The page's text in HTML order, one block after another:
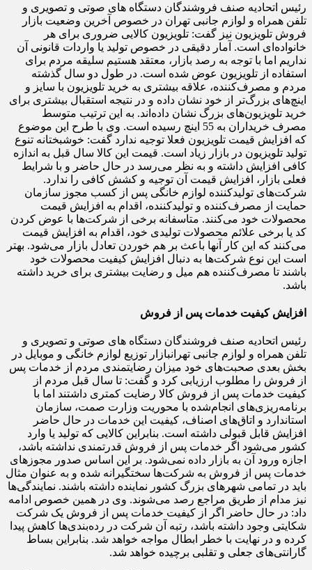
رئیس اتحادیه صنف فروشندگان دستگاه های صوتی و تصویری و
تلفن همراه و لوازم جانبی تهران در خصوص آخرین وضعیت بازار
فروش تلویزیون نیز گفت: تلویزیون کالایی ضروری برای هر
خانواده‌ای است. آمار دقیقی در خصوص تولید یا واردات قانونی آن
نداریم اما با توجه به رصد بازار، معتقد هستیم سلیقه مردم برای
استفاده از تلویزیون عوض شده است. در طول دو سال گذشته
مردم و مصرف‌کننده، علاقه بیشتری به خرید تلویزیون با سایز و
اینچ‌های بزرگ‌تر از خود نشان داده و در نتیجه استقبال بیشتری برای
خرید تلویزیون‌های بزرگ نشان داده‌اند. به این ترتیب متوسط
مصرف خریداران به 55 اینچ رسیده است. وی با طرح این موضوع
که افزایش قیمت تلویزیون فعلا توجیه ندارد گفت: خوشبختانه تنوع
تولید تلویزیون در بازار زیاد است. قیمت این کالا سال قبل به اندازه
کافی افزایش داشته و به نظر می‌رسد در حال حاضر و با شرایط
فعلی بازار، افزایش قیمت آن توجیه و کشش کافی را ندارد.
شرکت‌های تولیدکننده لوازم خانگی پس از کسب مجوز سازمان
حمایت از مصرف‌کننده و تولیدکننده، اقدام به افزایش قیمت
محصولات خود می‌کنند. متاسفانه برخی از شرکت‌ها با عوض کردن
کد یا برخی علائم محصولات تولیدی خود، اقدام به افزایش قیمت
می‌کنند که این کار آنها باعث بر هم خوردن تعادل بازار می‌شود. بهتر
است این نوع شرکت‌ها به دنبال افزایش کیفیت محصولات خود
باشند تا مصرف‌کننده هم میل و رضایت بیشتری برای خرید داشته
باشد.
افزایش کیفیت خدمات پس از فروش
رئیس اتحادیه صنف فروشندگان دستگاه های صوتی و تصویری و
تلفن همراه و لوازم جانبی تهرانبازار توزیع لوازم خانگی و موبایل در
بخش بعدی صحبت‌های خود میزان رضایتمندی مردم از خدمات پس
از فروش را مطلوب ارزیابی کرد و گفت: تا سال قبل مردم از
کیفیت خدمات پس از فروش کالا رضایت کمتری داشتند اما با
برنامه‌ریزی‌های انجام‌شده با محوریت وزارت صمت، سازمان
استاندارد و اتاق‌های اصناف، کیفیت این خدمات در حال حاضر
افزایش قابل قبولی داشته است. بنابراین کالایی که تولید یا وارد
کشور می‌شود اگر خدمات پس از فروش قدرتمندی نداشته باشد،
اجازه ورود آن به بازار داده نمی‌شود. بر این اساس صدور مجوزهای
خدمات پس از فروش به شرکت‌ها سختگیرانه شده و به عنوان مثال
باید در تمامی شهرهای بزرگ کشور نماینده داشته باشند. نمایندگی‌ها
نیز مدام از طریق مراجع رصد می‌شوند. وی در همین خصوص ادامه
داد: در حال حاضر اگر از کیفیت خدمات پس از فروش یک شرکت
شکایتی وجود داشته باشد، رتبه آن شرکت در رده‌بندی‌ها کاهش پیدا
کرده و در نهایت با خطر ابطال مواجه خواهد شد. بنابراین بساط
گارانتی‌های جعلی و تقلبی برچیده خواهد شد.